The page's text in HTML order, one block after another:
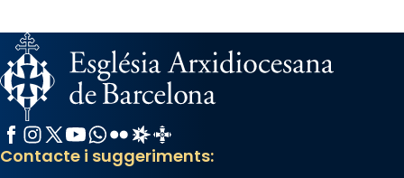
Facebook
Instagram
X / Twitter
YouTube
WhatsApp
FlickrRadio Estel
Catalunya Cristiana
Contacte i suggeriments: